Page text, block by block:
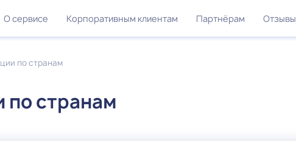
О сервисе Корпоративным клиентам Партнёрам Отзывы
по странам
по странам